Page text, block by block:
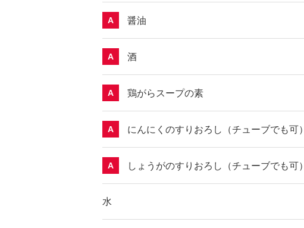
A 醤油
A 酒
A 鶏がらスープの素
A にんにくのすりおろし（チューブでも可）
A しょうがのすりおろし（チューブでも可）
水